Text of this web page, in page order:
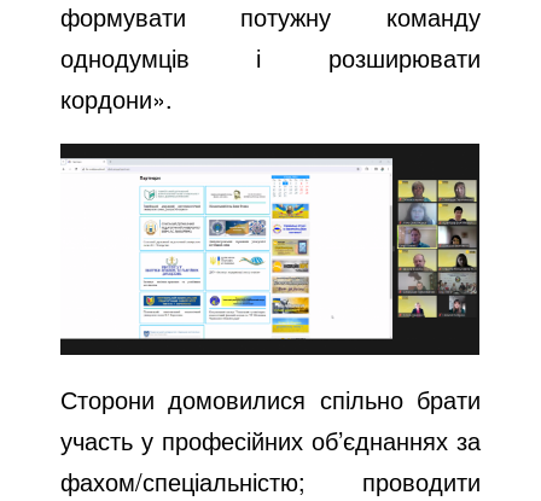
формувати потужну команду
однодумців і розширювати
кордони».
Сторони домовилися спільно брати
участь у професійних об’єднаннях за
фахом/спеціальністю; проводити